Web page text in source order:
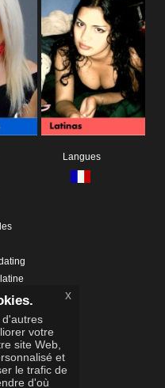
Langues
d'autres
votre
site Web,
et
le trafic de
d'où
x